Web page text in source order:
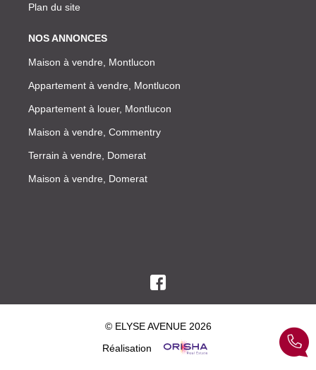
Plan du site
NOS ANNONCES
Maison à vendre, Montlucon
Appartement à vendre, Montlucon
Appartement à louer, Montlucon
Maison à vendre, Commentry
Terrain à vendre, Domerat
Maison à vendre, Domerat
© ELYSE AVENUE 2026
Réalisation